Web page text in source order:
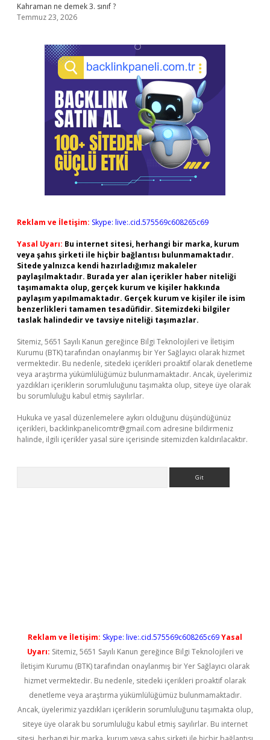
Kahraman ne demek 3. sınıf ?
Temmuz 23, 2026
Reklam ve İletişim: Skype: live:.cid.575569c608265c69
Yasal Uyarı: Bu internet sitesi, herhangi bir marka, kurum
veya şahıs şirketi ile hiçbir bağlantısı bulunmamaktadır.
Sitede yalnızca kendi hazırladığımız makaleler
paylaşılmaktadır. Burada yer alan içerikler haber niteliği
taşımamakta olup, gerçek kurum ve kişiler hakkında
paylaşım yapılmamaktadır. Gerçek kurum ve kişiler ile isim
benzerlikleri tamamen tesadüfidir. Sitemizdeki bilgiler
taslak halindedir ve tavsiye niteliği taşımazlar.
Sitemiz, 5651 Sayılı Kanun gereğince Bilgi Teknolojileri ve İletişim
Kurumu (BTK) tarafından onaylanmış bir Yer Sağlayıcı olarak hizmet
vermektedir. Bu nedenle, sitedeki içerikleri proaktif olarak denetleme
veya araştırma yükümlülüğümüz bulunmamaktadır. Ancak, üyelerimiz
yazdıkları içeriklerin sorumluluğunu taşımakta olup, siteye üye olarak
bu sorumluluğu kabul etmiş sayılırlar.
Hukuka ve yasal düzenlemelere aykırı olduğunu düşündüğünüz
içerikleri, backlinkpanelicomtr@gmail.com adresine bildirmeniz
halinde, ilgili içerikler yasal süre içerisinde sitemizden kaldırılacaktır.
Reklam ve İletişim: Skype: live:.cid.575569c608265c69Yasal
Uyarı: Sitemiz, 5651 Sayılı Kanun gereğince Bilgi Teknolojileri ve
İletişim Kurumu (BTK) tarafından onaylanmış bir Yer Sağlayıcı olarak
hizmet vermektedir. Bu nedenle, sitedeki içerikleri proaktif olarak
denetleme veya araştırma yükümlülüğümüz bulunmamaktadır.
Ancak, üyelerimiz yazdıkları içeriklerin sorumluluğunu taşımakta olup,
siteye üye olarak bu sorumluluğu kabul etmiş sayılırlar. Bu internet